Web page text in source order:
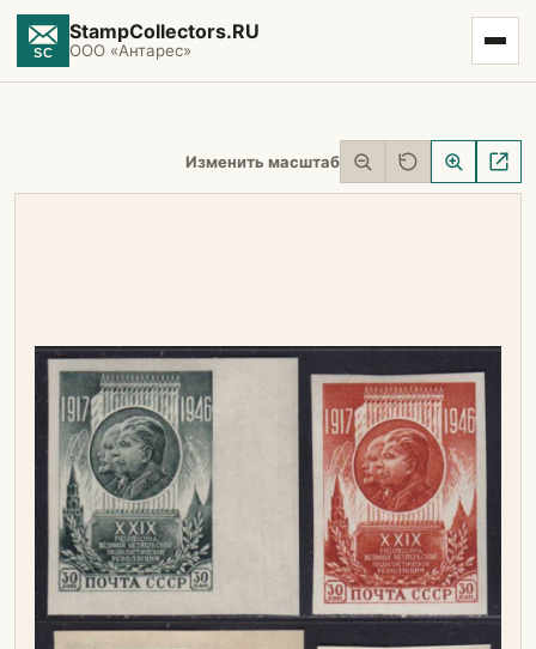
StampCollectors.RU
ООО «Антарес»
Изменить масштаб